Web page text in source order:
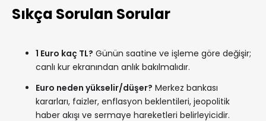
Sıkça Sorulan Sorular
1 Euro kaç TL? Günün saatine ve işleme göre değişir;
canlı kur ekranından anlık bakılmalıdır.
Euro neden yükselir/düşer? Merkez bankası
kararları, faizler, enflasyon beklentileri, jeopolitik
haber akışı ve sermaye hareketleri belirleyicidir.